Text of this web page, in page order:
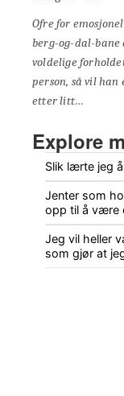
Ofre for
berg-og-dal-
voldelige
person, så vil
etter litt…
Explore
Slik lærte jeg
Jenter som
opp til å være
Jeg vil heller
som gjør at